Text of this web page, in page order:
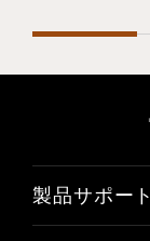
製品サポート